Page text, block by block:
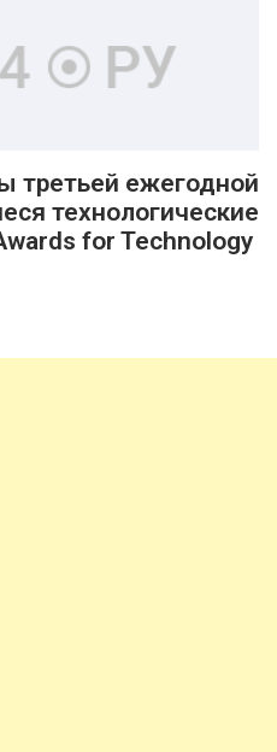
третьей ежегодной
технологические
for Technology